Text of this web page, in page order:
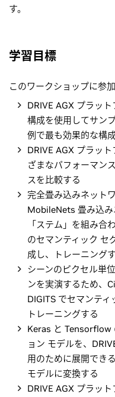
す。
学習目標
このワークショップに参
DRIVE AGX プラッ
構成を使用してサン
例で最も効果的な構
DRIVE AGX プラッ
ざまなパフォーマン
スを比較する
完全畳み込みネット
MobileNets 畳み込み
「ステム」を組み合
のセマンティック セ
成し、トレーニング
シーンのピクセル単
ンを実演するため、
DIGITS でセマンテ
トレーニングする
Keras と Tensorflow
ョン モデルを、
用のために展開でき
モデルに変換する
DRIVE AGX プラッ